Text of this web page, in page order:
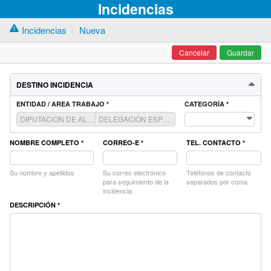
Incidencias
Incidencias Nueva
Cancelar Guardar
DESTINO INCIDENCIA
ENTIDAD / AREA TRABAJO * CATEGORÍA *
NOMBRE COMPLETO *
Su nombre y apellidos
CORREO-E *
Su correo electrónico
para seguimiento de la
incidencia
TEL. CONTACTO *
Teléfonos de contacto
separados por coma
DESCRIPCIÓN *